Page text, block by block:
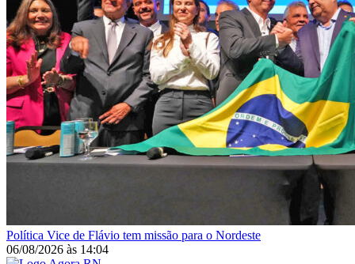
Política Vice de Flávio tem missão para o Nordeste
06/08/2026 às 14:04